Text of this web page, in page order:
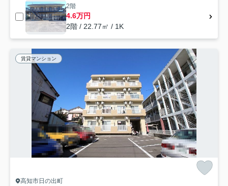
2階
4.6万円
2階 / 22.77㎡ / 1K
賃貸マンション
高知市日の出町